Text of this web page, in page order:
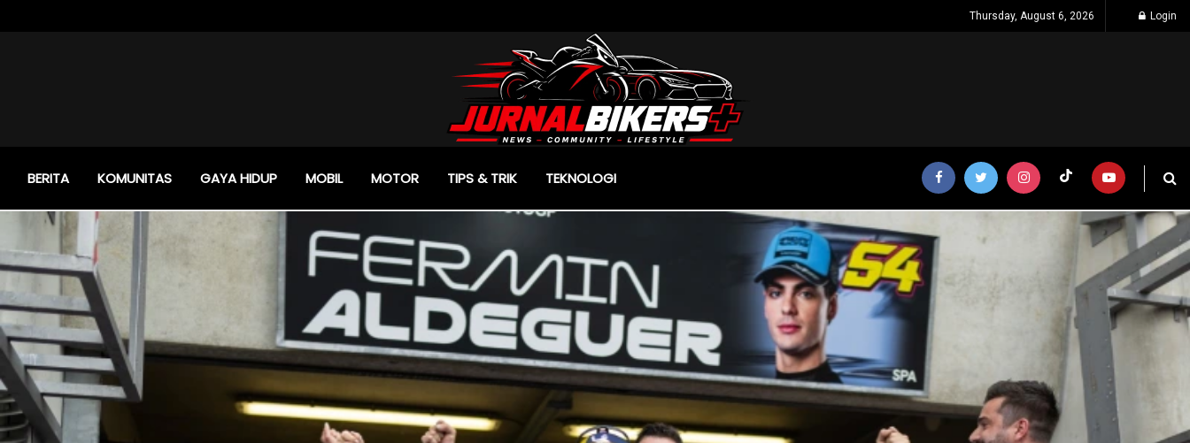
Thursday, August 6, 2026 Login
BERITA KOMUNITAS GAYA HIDUP MOBIL MOTOR TIPS & TRIK TEKNOLOGI